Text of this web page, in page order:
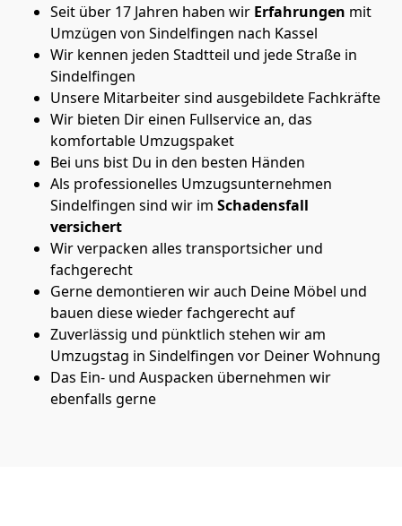
Seit über 17 Jahren haben wir Erfahrungen mit
Umzügen von Sindelfingen nach Kassel
Wir kennen jeden Stadtteil und jede Straße in
Sindelfingen
Unsere Mitarbeiter sind ausgebildete Fachkräfte
Wir bieten Dir einen Fullservice an, das
komfortable Umzugspaket
Bei uns bist Du in den besten Händen
Als professionelles Umzugsunternehmen
Sindelfingen sind wir im Schadensfall
versichert
Wir verpacken alles transportsicher und
fachgerecht
Gerne demontieren wir auch Deine Möbel und
bauen diese wieder fachgerecht auf
Zuverlässig und pünktlich stehen wir am
Umzugstag in Sindelfingen vor Deiner Wohnung
Das Ein- und Auspacken übernehmen wir
ebenfalls gerne